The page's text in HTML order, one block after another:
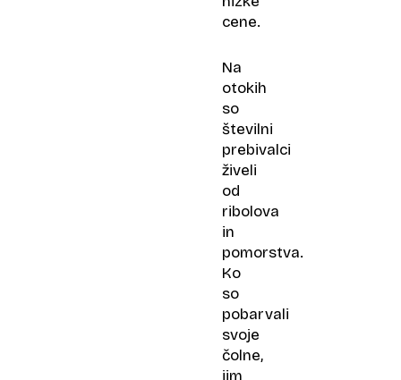
cene.
Na
otokih
so
številni
prebivalci
živeli
od
ribolova
in
pomorstva.
Ko
so
pobarvali
svoje
čolne,
jim